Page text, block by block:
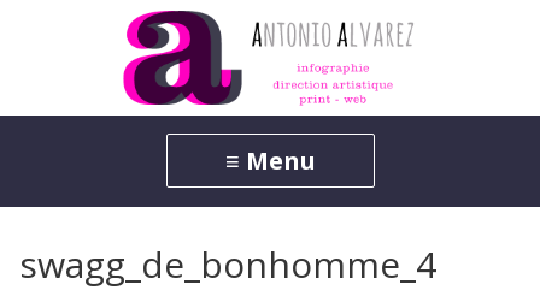
swagg_de_bonhomme_4